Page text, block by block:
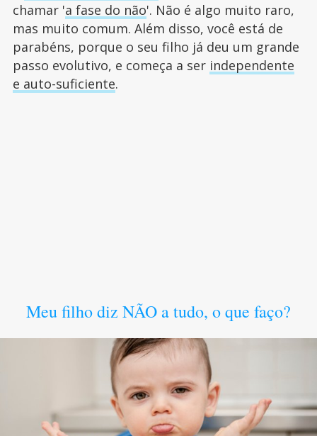
chamar 'a fase do não'. Não é algo muito raro,
mas muito comum. Além disso, você está de
parabéns, porque o seu filho já deu um grande
passo evolutivo, e começa a ser independente
e auto-suficiente.
Meu filho diz NÃO a tudo, o que faço?